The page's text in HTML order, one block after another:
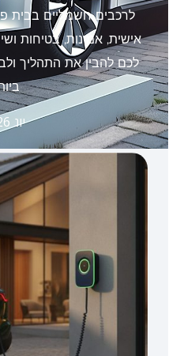
לרכבים חשמליים בבית
אישית, אמינות, בטיחות
לכם להבין את התהליך
יונ 2026